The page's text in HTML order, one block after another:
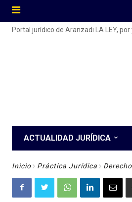
Portal jurídico de Aranzadi LA LEY,
ACTUALIDAD JURÍDICA
Inicio Práctica Jurídica